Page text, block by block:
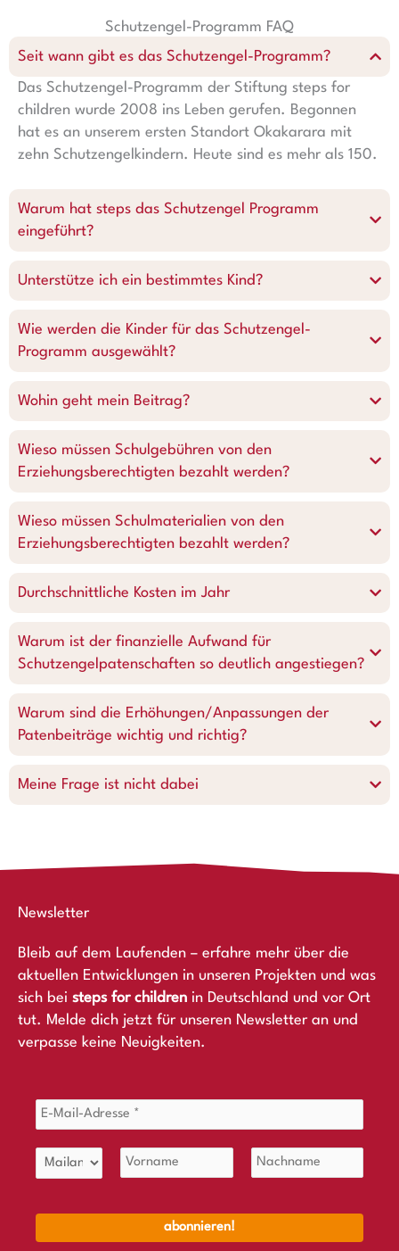
Schutzengel-Programm FAQ
Seit wann gibt es das Schutzengel-Programm?
Das Schutzengel-Programm der Stiftung steps for
children wurde 2008 ins Leben gerufen. Begonnen
hat es an unserem ersten Standort Okakarara mit
zehn Schutzengelkindern. Heute sind es mehr als 150.
Warum hat steps das Schutzengel Programm
eingeführt?
Unterstütze ich ein bestimmtes Kind?
Wie werden die Kinder für das Schutzengel-
Programm ausgewählt?
Wohin geht mein Beitrag?
Wieso müssen Schulgebühren von den
Erziehungsberechtigten bezahlt werden?
Wieso müssen Schulmaterialien von den
Erziehungsberechtigten bezahlt werden?
Durchschnittliche Kosten im Jahr
Warum ist der finanzielle Aufwand für
Schutzengelpatenschaften so deutlich angestiegen?
Warum sind die Erhöhungen/Anpassungen der
Patenbeiträge wichtig und richtig?
Meine Frage ist nicht dabei
Newsletter
Bleib auf dem Laufenden – erfahre mehr über die
aktuellen Entwicklungen in unseren Projekten und was
sich bei steps for children in Deutschland und vor Ort
tut. Melde dich jetzt für unseren Newsletter an und
verpasse keine Neuigkeiten.